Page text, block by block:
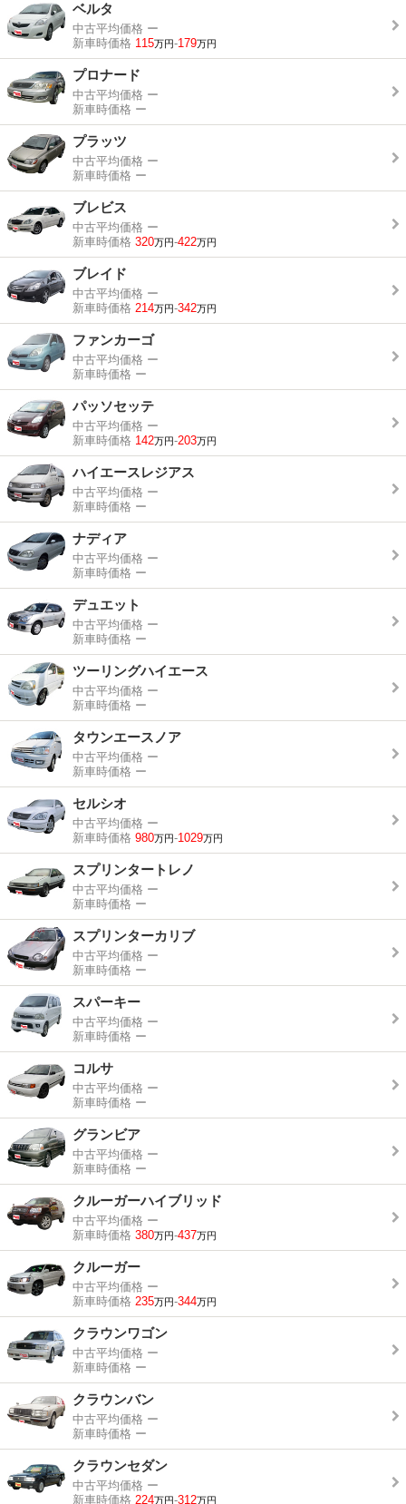
ベルタ
中古平均価格 ー
新車時価格 115万円-179万円
プロナード
中古平均価格 ー
新車時価格 ー
プラッツ
中古平均価格 ー
新車時価格 ー
ブレビス
中古平均価格 ー
新車時価格 320万円-422万円
ブレイド
中古平均価格 ー
新車時価格 214万円-342万円
ファンカーゴ
中古平均価格 ー
新車時価格 ー
パッソセッテ
中古平均価格 ー
新車時価格 142万円-203万円
ハイエースレジアス
中古平均価格 ー
新車時価格 ー
ナディア
中古平均価格 ー
新車時価格 ー
デュエット
中古平均価格 ー
新車時価格 ー
ツーリングハイエース
中古平均価格 ー
新車時価格 ー
タウンエースノア
中古平均価格 ー
新車時価格 ー
セルシオ
中古平均価格 ー
新車時価格 980万円-1029万円
スプリンタートレノ
中古平均価格 ー
新車時価格 ー
スプリンターカリブ
中古平均価格 ー
新車時価格 ー
スパーキー
中古平均価格 ー
新車時価格 ー
コルサ
中古平均価格 ー
新車時価格 ー
グランビア
中古平均価格 ー
新車時価格 ー
クルーガーハイブリッド
中古平均価格 ー
新車時価格 380万円-437万円
クルーガー
中古平均価格 ー
新車時価格 235万円-344万円
クラウンワゴン
中古平均価格 ー
新車時価格 ー
クラウンバン
中古平均価格 ー
新車時価格 ー
クラウンセダン
中古平均価格 ー
新車時価格 224万円-312万円